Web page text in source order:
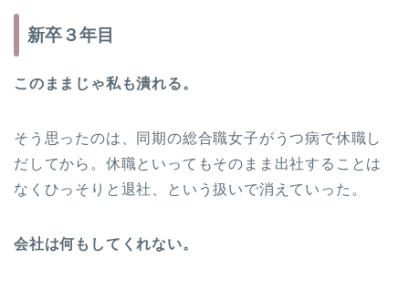
新卒３年目
このままじゃ私も潰れる。
そう思ったのは、同期の総合職女子がうつ病で休職し
だしてから。休職といってもそのまま出社することは
なくひっそりと退社、という扱いで消えていった。
会社は何もしてくれない。